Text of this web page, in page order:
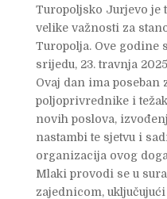
Turopoljsko Jurjevo je
velike važnosti za
Turopolja. Ove godine
srijedu, 23. travnja
Ovaj dan ima poseban
poljoprivrednike i
novih poslova,
nastambi te sjetvu i
organizacija ovog
Mlaki provodi se u
zajednicom,